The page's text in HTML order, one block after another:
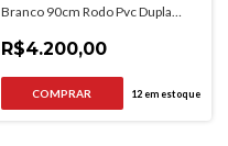
Branco 90cm Rodo Pvc Dupla
R$4.200,00
12em estoque